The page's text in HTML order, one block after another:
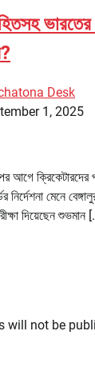
Desk
1, 2025
আগে ক্রিকেটারদের
নির্দেশনা মেনে
দিয়েছেন শুভমান
will not be